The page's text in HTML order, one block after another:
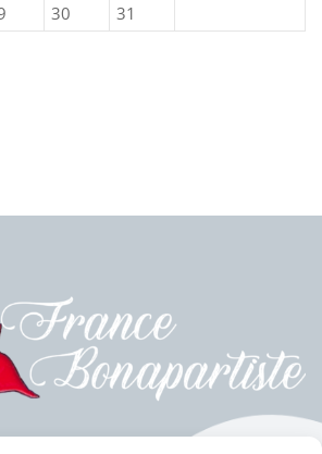
30 31